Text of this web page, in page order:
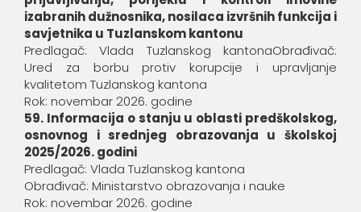
izabranih dužnosnika, nosilaca izvršnih funkcija i
savjetnika u Tuzlanskom kantonu
Predlagač: Vlada Tuzlanskog kantonaObrađivač:
Ured za borbu protiv korupcije i upravljanje
kvalitetom Tuzlanskog kantona
Rok: novembar 2026. godine
59. Informacija o stanju u oblasti predškolskog,
osnovnog i srednjeg obrazovanja u školskoj
2025/2026. godini
Predlagač: Vlada Tuzlanskog kantona
Obrađivač: Ministarstvo obrazovanja i nauke
Rok: novembar 2026. godine